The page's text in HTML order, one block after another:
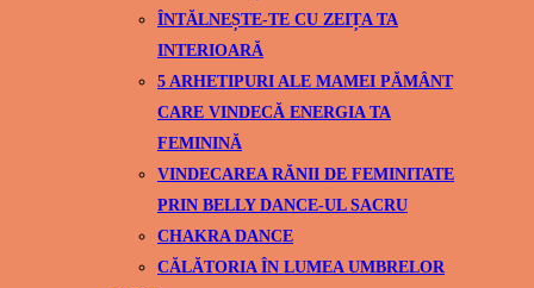
ÎNTĂLNEȘTE-TE CU ZEIȚA TA
INTERIOARĂ
5 ARHETIPURI ALE MAMEI PĂMÂNT
CARE VINDECĂ ENERGIA TA
FEMININĂ
VINDECAREA RĂNII DE FEMINITATE
PRIN BELLY DANCE-UL SACRU
CHAKRA DANCE
CĂLĂTORIA ÎN LUMEA UMBRELOR